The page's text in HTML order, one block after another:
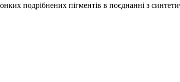
подрібнених пігментів в поєднанні з